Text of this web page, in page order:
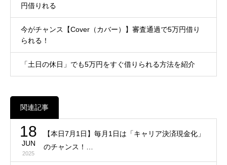
円借りれる
今がチャンス【Cover（カバー）】審査通過で5万円借り
られる！
「土日の休日」でも5万円をすぐ借りられる方法を紹介
関連記事
18
JUN
2025
【本日7月1日】毎月1日は「キャリア決済現金化」
のチャンス！…